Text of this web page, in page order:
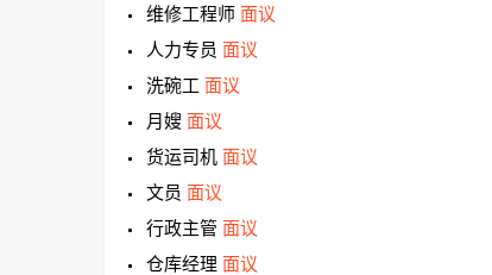
维修工程师 面议
人力专员 面议
洗碗工 面议
月嫂 面议
货运司机 面议
文员 面议
行政主管 面议
仓库经理 面议